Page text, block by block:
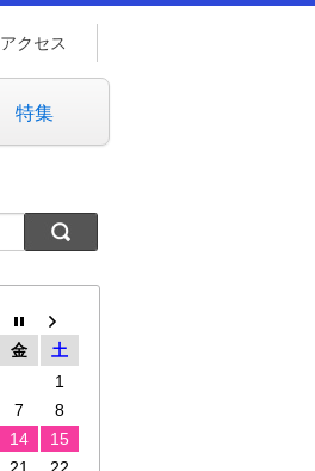
アクセス
特集
金
土
1
7
8
14
15